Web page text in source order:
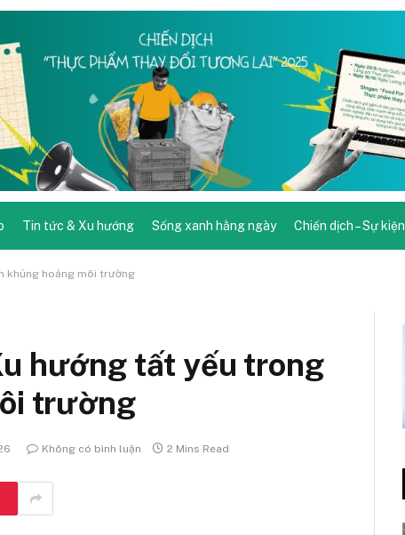
Tin tức & Xu hướng Sống xanh hằng ngày Chiến dịch – Sự kiện
khủng hoảng môi trường
hướng tất yếu trong
trường
Không có bình luận 2 Mins Read